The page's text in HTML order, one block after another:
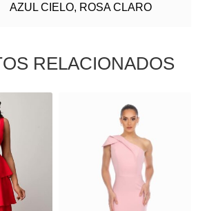
AZUL CIELO, ROSA CLARO
RELACIONADOS
PRODUCTO
MÚLTIPLES
VARIANTES.
OPCIONES